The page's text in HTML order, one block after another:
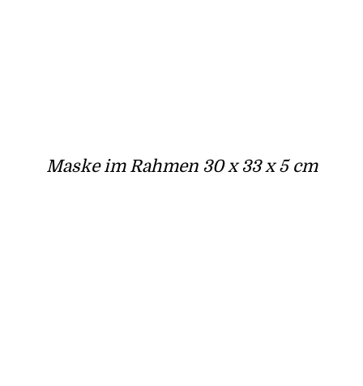
Maske im Rahmen 30 x 33 x 5 cm